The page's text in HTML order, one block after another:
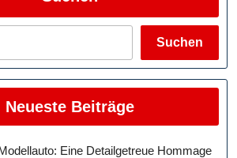
Suchen
Neueste Beiträge
Eine Detailgetreue Hommage